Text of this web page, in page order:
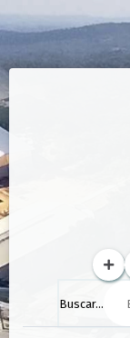
Buscar...